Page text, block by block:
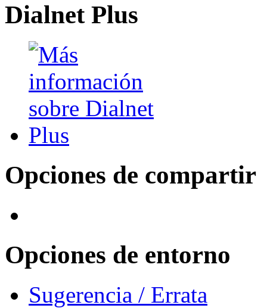
Dialnet Plus
Opciones de compartir
Opciones de entorno
Sugerencia / Errata